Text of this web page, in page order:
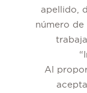
apellido,
número
Al